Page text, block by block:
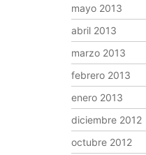
mayo 2013
abril 2013
marzo 2013
febrero 2013
enero 2013
diciembre 2012
octubre 2012